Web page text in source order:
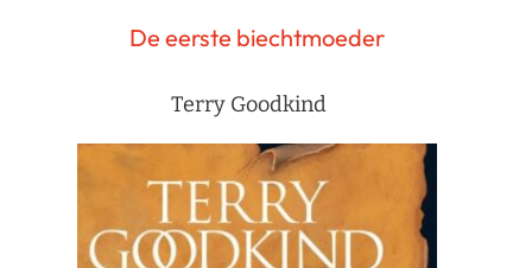
De eerste biechtmoeder
Terry Goodkind